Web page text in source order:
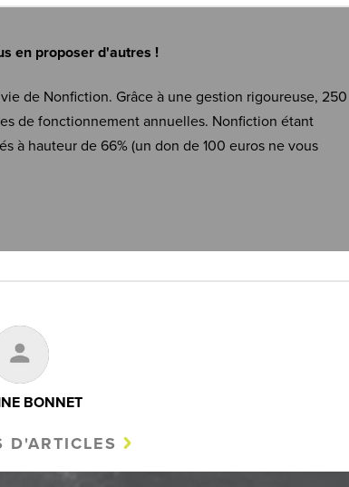
en proposer d'autres !
de Nonfiction. Grâce à une gestion rigoureuse, 250
de fonctionnement annuelles. Nonfiction étant
à hauteur de 66% (un don de 100 euros ne vous
BONNET
D'ARTICLES